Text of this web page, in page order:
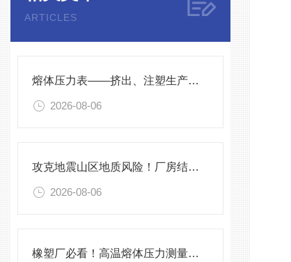
ARTICLES
熔体压力表——挤出、注塑生产线的品质命脉！
2026-08-06
攻克地震山区地质风险！厂房结构在线安全监测解决方案应用。
2026-08-06
橡塑厂必看！高温熔体压力测量的4大致命痛点，90%工厂都在踩坑